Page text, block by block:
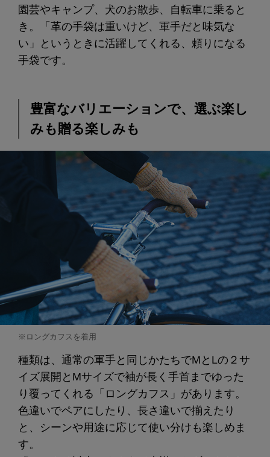
園芸やキャンプ、犬のお散歩、自転車に乗ると
き。「革の手袋は重いけど、軍手だと味気な
い」というときに活躍してくれる、頼りになる
手袋です。
豊富なバリエーションで、選ぶ楽し
みも贈る楽しみも
※ロングカフスを着用
種類は、通常の軍手と同じかたちでMとLの２サ
イズ展開とMサイズで袖が長く手首までゆった
り覆ってくれる「ロングカフス」があります。
色違いでペアにしたり、長さ違いで揃えたり
と、シーンや用途に応じて使い分けも楽しめま
す。